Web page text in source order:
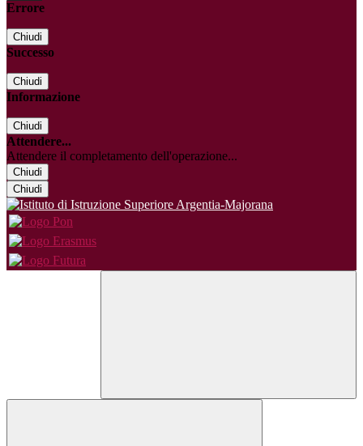
Errore
Chiudi
Successo
Chiudi
Informazione
Chiudi
Attendere...
Attendere il completamento dell'operazione...
Chiudi
Chiudi